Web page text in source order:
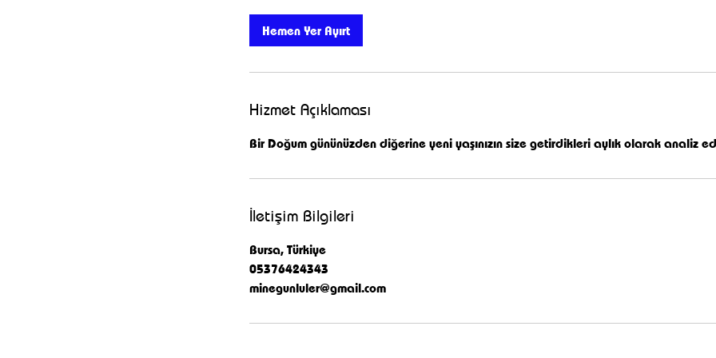
k
.
Hemen Yer Ayırt
Hizmet Açıklaması
Bir Doğum gününüzden diğerine yeni yaşınızın size getirdikleri aylık olarak analiz
İletişim Bilgileri
Bursa, Türkiye
05376424343
minegunluler@gmail.com